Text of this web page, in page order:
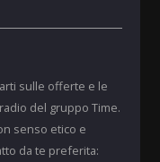
sulle offerte e le
del gruppo Time.
senso etico e
da te preferita: